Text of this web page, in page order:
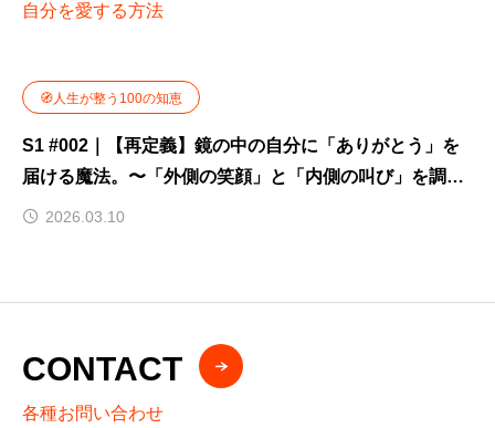
自分を愛する方法
🧭人生が整う100の知恵
S1 #002｜【再定義】鏡の中の自分に「ありがとう」を
届ける魔法。〜「外側の笑顔」と「内側の叫び」を調和
させる技術〜
2026.03.10
CONTACT
各種お問い合わせ